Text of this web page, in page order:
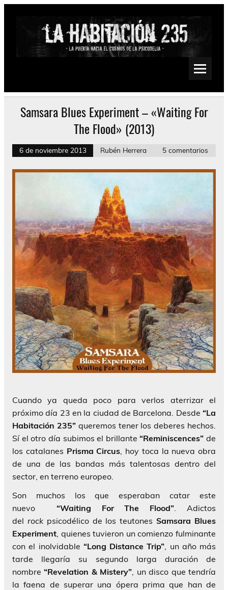
Saltar
Psychedelic, Stoner, Doom, Sludge, Fuzz, Space, Drone
Samsara Blues Experiment – «Waiting For
The Flood» (2013)
6 de noviembre 2013 Rubén Herrera 5 comentarios
Cuando ya queda poco para verlos aterrizar el
próximo día 23 en la ciudad de Barcelona. Desde “La
Habitación 235”queremos tener los deberes hechos.
Sí el otro día subimos el brillante“Reminiscences” de
los catalanes Prisma Circus , hoy toca la nueva obra
de una de las bandas más talentosas dentro del
sector, en terreno europeo.
Son muchos los que esperaban catar este
nuevo “Waiting For The Flood” . Adictos
del rock psicodélico de los teutonesSamsara Blues
Experiment , quienes tuvieron un comienzo fulminante
con el inolvidable “Long Distance Trip” , un año más
tarde llegaría su segundo larga duración de
nombre“Revelation & Mistery” , un disco que tendría
la faena de superar una ópera prima que han de